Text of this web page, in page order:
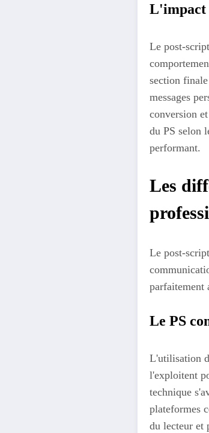
L'impact
Le post-
section
messages
conversion
du PS selon
performant.
Les
Le post-
parfaitement
Le PS
L'utilisation
l'exploitent
technique
plateformes
du lecteur et